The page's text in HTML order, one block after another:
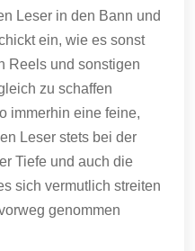
Leser in den Bann und
ein, wie es sonst
Reels und sonstigen
zu schaffen
immerhin eine feine,
Leser stets bei der
Tiefe und auch die
sich vermutlich streiten
genommen